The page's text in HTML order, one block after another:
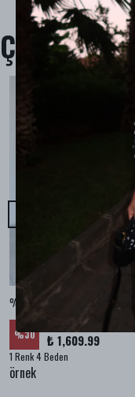
Çok Satanlar
%30
₺ 2,299.99
₺ 1,609.99
1 Renk 4 Beden
örnek